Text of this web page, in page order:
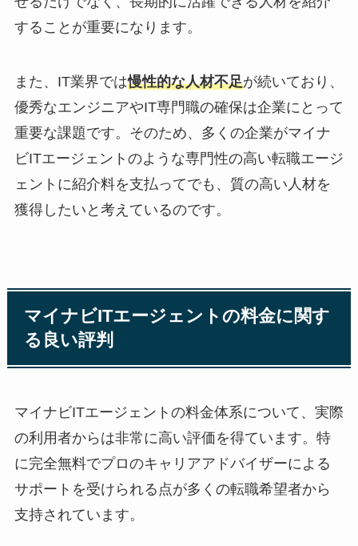
することが重要になります。
また、IT業界では慢性的な人材不足が続いており、
優秀なエンジニアやIT専門職の確保は企業にとって
重要な課題です。そのため、多くの企業がマイナ
ビITエージェントのような専門性の高い転職エージ
ェントに紹介料を支払ってでも、質の高い人材を
獲得したいと考えているのです。
マイナビITエージェントの料金に関す
る良い評判
マイナビITエージェントの料金体系について、実際
の利用者からは非常に高い評価を得ています。特
に完全無料でプロのキャリアアドバイザーによる
サポートを受けられる 点が多くの転職希望者から
支持されています。